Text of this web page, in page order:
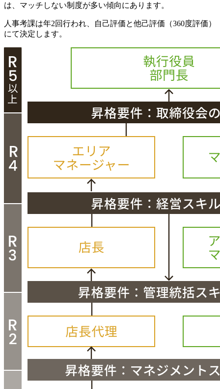
は、マッチしない制度が多い傾向にあります。
人事考課は年2回行われ、自己評価と他己評価（360度評価）
にて決定します。